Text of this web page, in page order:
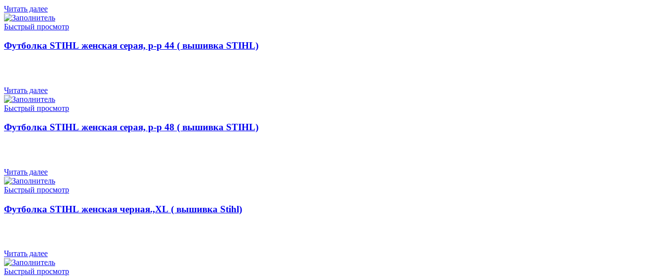
Читать далее
Быстрый просмотр
Футболка STIHL женская серая, р-р 44 ( вышивка STIHL)
Читать далее
Быстрый просмотр
Футболка STIHL женская серая, р-р 48 ( вышивка STIHL)
Читать далее
Быстрый просмотр
Футболка STIHL женская черная.,XL ( вышивка Stihl)
Читать далее
Быстрый просмотр